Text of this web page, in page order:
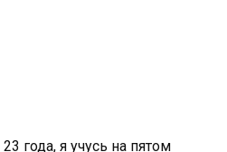
года, я учусь на пятом